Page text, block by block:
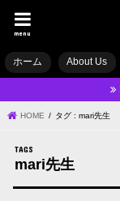
menu
ホーム About Us
HOME タグ : mari先生
mari先生